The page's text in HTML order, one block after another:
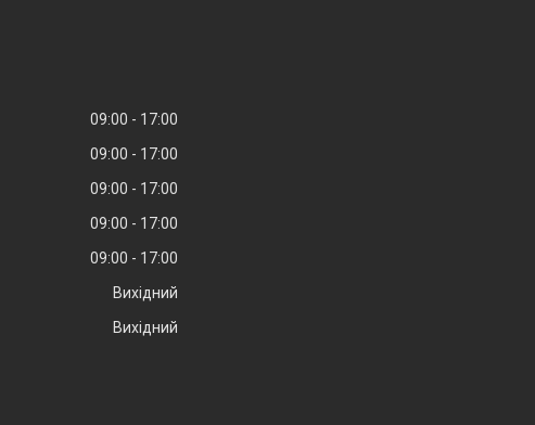
09:00
17:00
09:00
17:00
09:00
17:00
09:00
17:00
09:00
17:00
Вихідний
Вихідний